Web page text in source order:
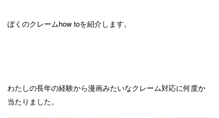
ぼくのクレームhow toを紹介します。
わたしの長年の経験から漫画みたいなクレーム対応に何度か
当たりました。